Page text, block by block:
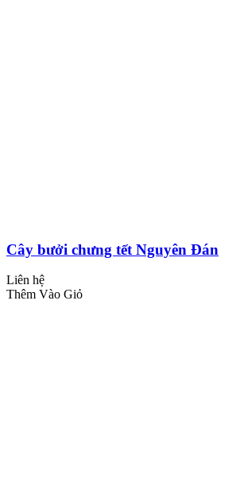
Cây bưởi chưng tết Nguyên Đán
Liên hệ
Thêm Vào Giỏ